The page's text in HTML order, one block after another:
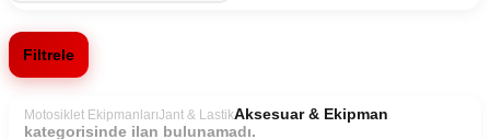
Filtrele
Motosiklet EkipmanlarıJant & LastikAksesuar & Ekipman
kategorisinde ilan bulunamadı.